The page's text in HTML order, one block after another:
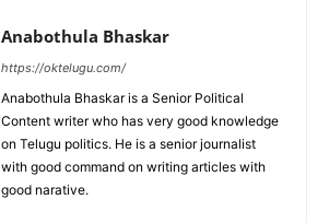
Anabothula Bhaskar
https://oktelugu.com/
Anabothula Bhaskar is a Senior Political
Content writer who has very good knowledge
on Telugu politics. He is a senior journalist
with good command on writing articles with
good narative.